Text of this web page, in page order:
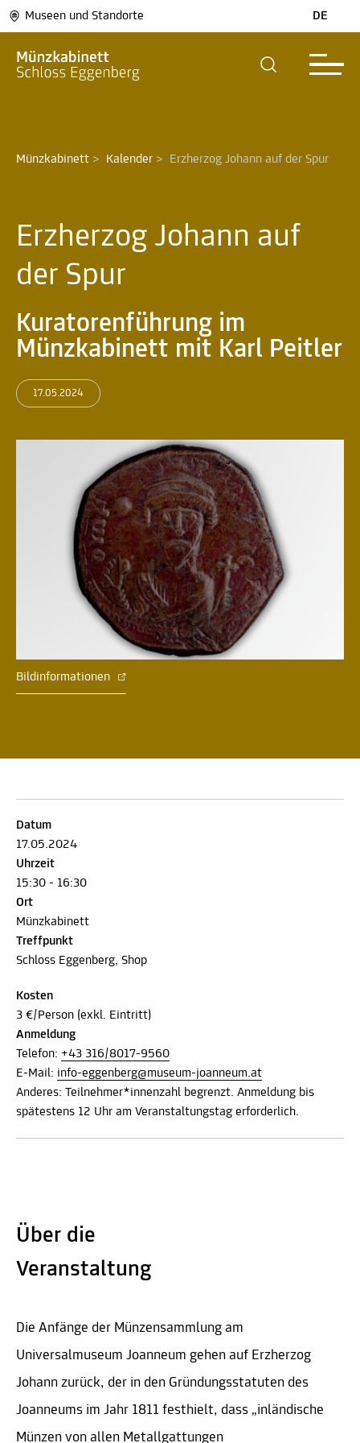
Museen und Standorte DE
Münzkabinett > Kalender > Erzherzog Johann auf der Spur
Erzherzog Johann auf
der Spur
Kuratorenführung im
Münzkabinett mit Karl Peitler
17.05.2024
Bildinformationen
Datum
17.05.2024
Uhrzeit
15:30 - 16:30
Ort
Münzkabinett
Treffpunkt
Schloss Eggenberg, Shop
Kosten
3 €/Person (exkl. Eintritt)
Anmeldung
Telefon: +43 316/8017-9560
E-Mail: info-eggenberg@museum-joanneum.at
Anderes: Teilnehmer*innenzahl begrenzt. Anmeldung bis
spätestens 12 Uhr am Veranstaltungstag erforderlich.
Über die
Veranstaltung
Die Anfänge der Münzensammlung am
Universalmuseum Joanneum gehen auf Erzherzog
Johann zurück, der in den Gründungsstatuten des
Joanneums im Jahr 1811 festhielt, dass „inländische
Münzen von allen Metallgattungen